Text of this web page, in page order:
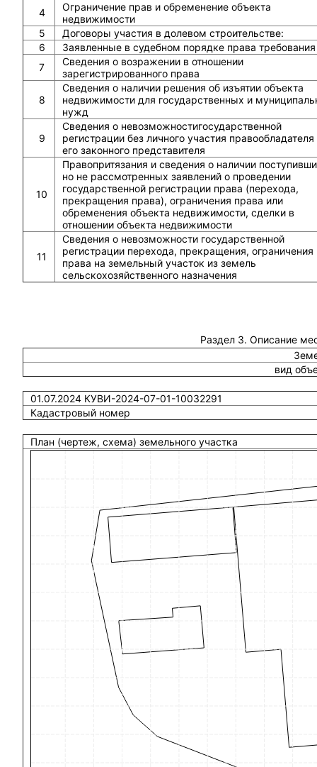
4
Ограничение прав и обременение объекта
недвижимости
5
Договоры участия в долевом строительстве:
6
Заявленные в судебном порядке права требования
7
Сведения о возражении в отношении
зарегистрированного права
8
Сведения о наличии решения об изъятии объекта
недвижимости для государственных и
нужд
9
Сведения о невозможностигосударственной
регистрации без личного участия правообладателя
его законного представителя
10
Правопритязания и сведения о наличии
но не рассмотренных заявлений о проведении
государственной регистрации права (перехода,
прекращения права), ограничения права или
обременения объекта недвижимости, сделки в
отношении объекта недвижимости
11
Сведения о невозможности государственной
регистрации перехода, прекращения, ограничения
права на земельный участок из земель
сельскохозяйственного назначения
Раздел 3. Описание
вид
01.07.2024 КУВИ-2024-07-01-10032291
Кадастровый номер
План (чертеж, схема) земельного участка